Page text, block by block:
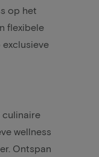
op het
flexibele
culinaire
wellness
. Ontspan